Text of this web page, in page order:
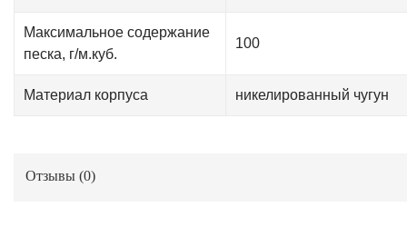
Максимальное содержание
песка, г/м.куб.
100
Материал корпуса никелированный чугун
Отзывы (0)